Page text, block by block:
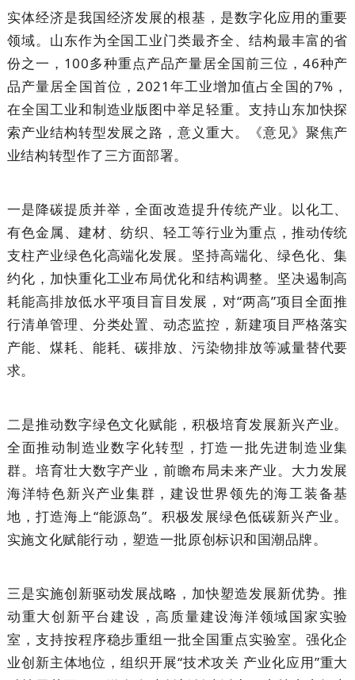
实体经济是我国经济发展的根基，是数字化应用的重要
领域。山东作为全国工业门类最齐全、结构最丰富的省
份之一，100多种重点产品产量居全国前三位，46种产
品产量居全国首位，2021年工业增加值占全国的7%，
在全国工业和制造业版图中举足轻重。支持山东加快探
索产业结构转型发展之路，意义重大。《意见》聚焦产
业结构转型作了三方面部署。
一是降碳提质并举，全面改造提升传统产业。以化工、
有色金属、建材、纺织、轻工等行业为重点，推动传统
支柱产业绿色化高端化发展。坚持高端化、绿色化、集
约化，加快重化工业布局优化和结构调整。坚决遏制高
耗能高排放低水平项目盲目发展，对“两高”项目全面推
行清单管理、分类处置、动态监控，新建项目严格落实
产能、煤耗、能耗、碳排放、污染物排放等减量替代要
求。
二是推动数字绿色文化赋能，积极培育发展新兴产业。
全面推动制造业数字化转型，打造一批先进制造业集
群。培育壮大数字产业，前瞻布局未来产业。大力发展
海洋特色新兴产业集群，建设世界领先的海工装备基
地，打造海上“能源岛”。积极发展绿色低碳新兴产业。
实施文化赋能行动，塑造一批原创标识和国潮品牌。
三是实施创新驱动发展战略，加快塑造发展新优势。推
动重大创新平台建设，高质量建设海洋领域国家实验
室，支持按程序稳步重组一批全国重点实验室。强化企
业创新主体地位，组织开展“技术攻关 产业化应用”重大